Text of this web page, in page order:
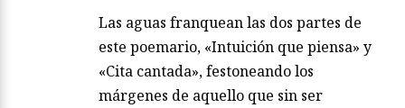
Las aguas franquean las dos partes de
este poemario, «Intuición que piensa» y
«Cita cantada», festoneando los
márgenes de aquello que sin ser